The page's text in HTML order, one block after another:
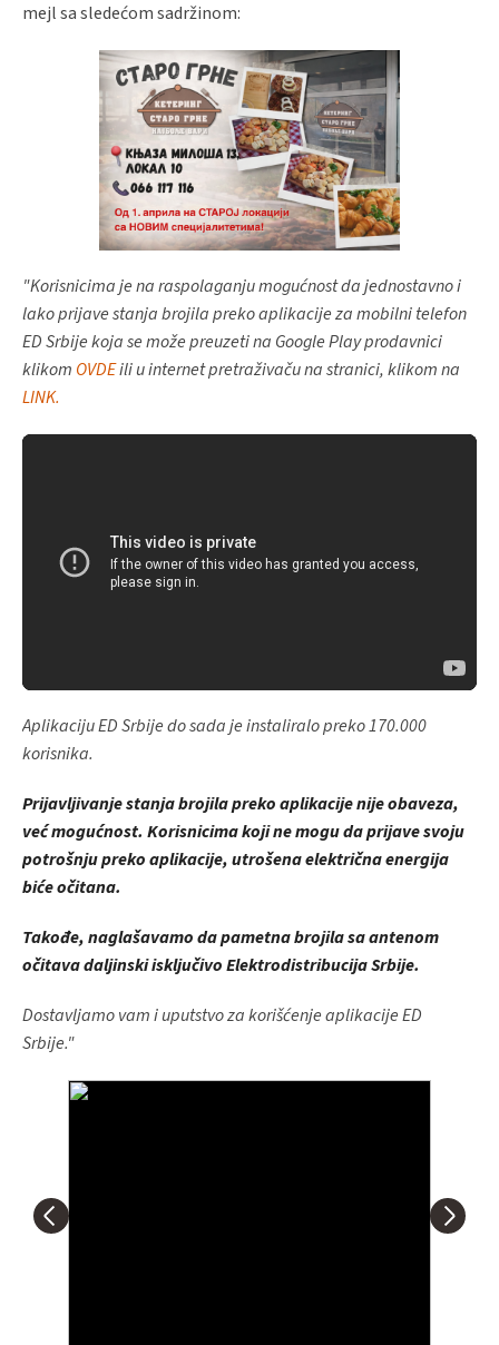
mejl sa sledećom sadržinom:
"Korisnicima je na raspolaganju mogućnost da jednostavno i
lako prijave stanja brojila preko aplikacije za mobilni telefon
ED Srbije koja se može preuzeti na Google Play prodavnici
klikom OVDEili u internet pretraživaču na stranici, klikom na
LINK.
Aplikaciju ED Srbije do sada je instaliralo preko 170.000
korisnika.
Prijavljivanje stanja brojila preko aplikacije nije obaveza,
već mogućnost. Korisnicima koji ne mogu da prijave svoju
potrošnju preko aplikacije, utrošena električna energija
biće očitana.
Takođe, naglašavamo da pametna brojila sa antenom
očitava daljinski isključivo Elektrodistribucija Srbije.
Dostavljamo vam i uputstvo za korišćenje aplikacije ED
Srbije."